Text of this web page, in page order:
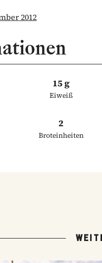
2012
15 g
Eiweiß
2
Broteinheiten